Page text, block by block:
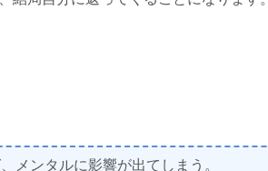
メンタルに影響が出てしまう。